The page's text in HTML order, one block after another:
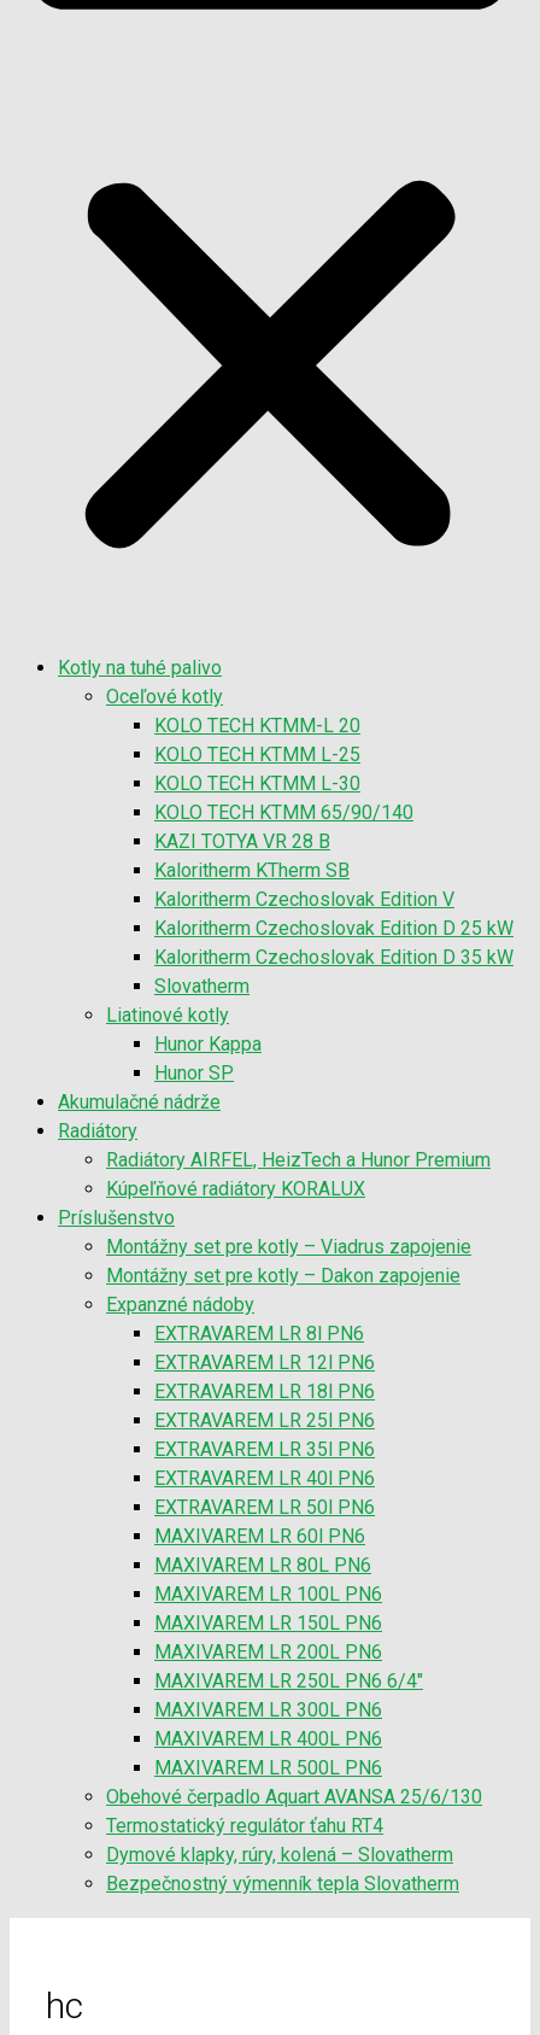
Kotly na tuhé palivo
Oceľové kotly
KOLO TECH KTMM-L 20
KOLO TECH KTMM L-25
KOLO TECH KTMM L-30
KOLO TECH KTMM 65/90/140
KAZI TOTYA VR 28 B
Kaloritherm KTherm SB
Kaloritherm Czechoslovak Edition V
Kaloritherm Czechoslovak Edition D 25 kW
Kaloritherm Czechoslovak Edition D 35 kW
Slovatherm
Liatinové kotly
Hunor Kappa
Hunor SP
Akumulačné nádrže
Radiátory
Radiátory AIRFEL, HeizTech a Hunor Premium
Kúpeľňové radiátory KORALUX
Príslušenstvo
Montážny set pre kotly – Viadrus zapojenie
Montážny set pre kotly – Dakon zapojenie
Expanzné nádoby
EXTRAVAREM LR 8l PN6
EXTRAVAREM LR 12l PN6
EXTRAVAREM LR 18l PN6
EXTRAVAREM LR 25l PN6
EXTRAVAREM LR 35l PN6
EXTRAVAREM LR 40l PN6
EXTRAVAREM LR 50l PN6
MAXIVAREM LR 60l PN6
MAXIVAREM LR 80L PN6
MAXIVAREM LR 100L PN6
MAXIVAREM LR 150L PN6
MAXIVAREM LR 200L PN6
MAXIVAREM LR 250L PN6 6/4″
MAXIVAREM LR 300L PN6
MAXIVAREM LR 400L PN6
MAXIVAREM LR 500L PN6
Obehové čerpadlo Aquart AVANSA 25/6/130
Termostatický regulátor ťahu RT4
Dymové klapky, rúry, kolená – Slovatherm
Bezpečnostný výmenník tepla Slovatherm
hc